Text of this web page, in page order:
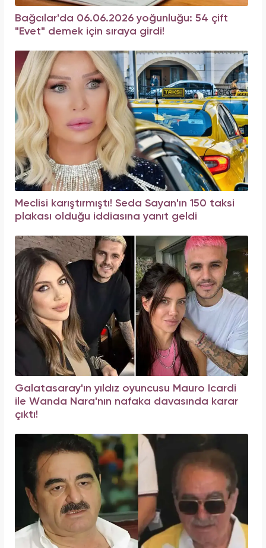
Bağcılar'da 06.06.2026 yoğunluğu: 54 çift
"Evet" demek için sıraya girdi!
Meclisi karıştırmıştı! Seda Sayan'ın 150 taksi
plakası olduğu iddiasına yanıt geldi
Galatasaray'ın yıldız oyuncusu Mauro Icardi
ile Wanda Nara'nın nafaka davasında karar
çıktı!